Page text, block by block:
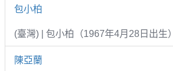
包小柏
(臺灣) | 包小柏（1967年4月28日出生）
陳亞蘭